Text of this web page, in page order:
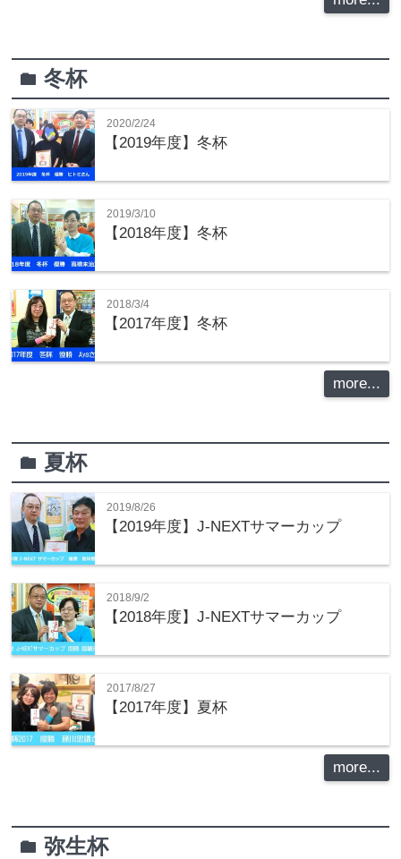
folder冬杯
2020/2/24
【2019年度】冬杯
2019/3/10
【2018年度】冬杯
2018/3/4
【2017年度】冬杯
more...
folder 夏杯
2019/8/26
【2019年度】J-NEXTサマーカップ
2018/9/2
【2018年度】J-NEXTサマーカップ
2017/8/27
【2017年度】夏杯
more...
folder 弥生杯